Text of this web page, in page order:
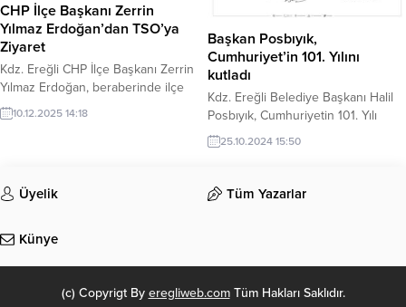
CHP İlçe Başkanı Zerrin
Yılmaz Erdoğan’dan TSO’ya
Ziyaret
Kdz. Ereğli CHP İlçe Başkanı Zerrin
Yılmaz Erdoğan, beraberinde ilçe
yönetimiyle birlikte Kdz. Ereğli
Ticaret ve Sanayi Odası Başkanı
10.12.2025 14:18
Başkan Posbıyık,
Cumhuriyet’in 101. Yılını
kutladı
Kdz. Ereğli Belediye Başkanı Halil
Posbıyık, Cumhuriyetin 101. Yılı
nedeniyle kutlama mesajı yayımladı.
25.10.2024 15:50
Üyelik Tüm Yazarlar
Künye
(c) Copyrigt By eregliweb.com Tüm Hakları Saklıdır.